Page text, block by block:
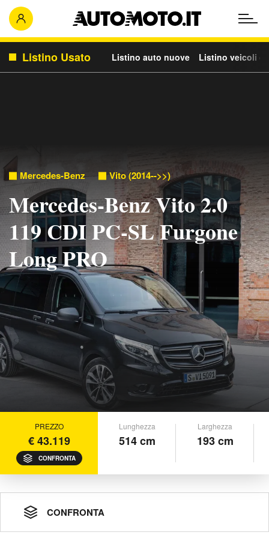
Listino Usato Listino auto nuove Listino veicoli
Mercedes-Benz Vito (2014-->>)
Mercedes-Benz Vito 2.0
119 CDI PC-SL Furgone
Long PRO
PREZZO
€ 43.119
CONFRONTA
Lunghezza
514 cm
Larghezza
193 cm
CONFRONTA